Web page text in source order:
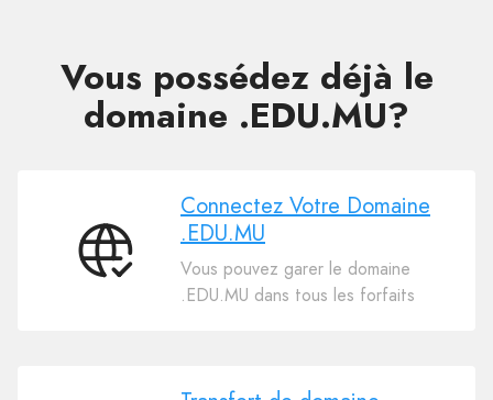
Vous possédez déjà le
domaine .EDU.MU?
Connectez
Connectez Votre Domaine
.EDU.MU
Vous pouvez garer le domaine
.EDU.MU dans tous les forfaits